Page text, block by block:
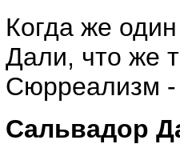
Когда же
Дали, что же
Сюрреализм -
Сальвадор